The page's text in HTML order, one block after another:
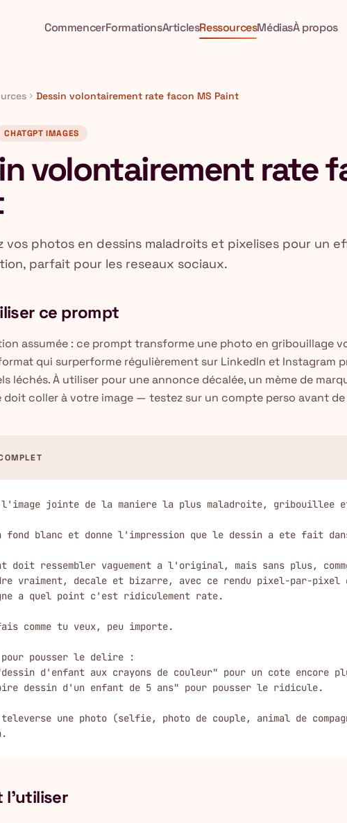
CommencerFormationsArticlesRessourcesMédiasÀ propos
chevron_right Dessin volontairement rate facon MS Paint
CHATGPT IMAGES
volontairement rate
vos photos en dessins maladroits et pixelises pour un
parfait pour les reseaux sociaux.
ce prompt
assumée : ce prompt transforme une photo en gribouillage
qui surperforme régulièrement sur LinkedIn et Instagram
léchés. À utiliser pour une annonce décalée, un mème de
doit coller à votre image — testez sur un compte perso avant
l'image jointe de la maniere la plus maladroite, gribouillee
blanc et donne l'impression que le dessin a ete fait
doit ressembler vaguement a l'original, mais sans plus,
vraiment, decale et bizarre, avec ce rendu pixel-par-pixel
a quel point c'est ridiculement rate.
comme tu veux, peu importe.
pour pousser le delire :
d'enfant aux crayons de couleur" pour un cote encore
dessin d'un enfant de 5 ans" pour pousser le ridicule.
une photo (selfie, photo de couple, animal de
l'utiliser